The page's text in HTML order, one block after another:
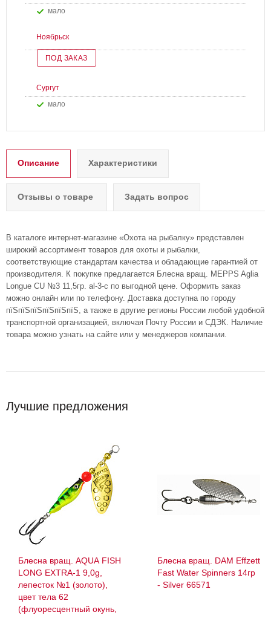
Мало
Ноябрьск
ПОД ЗАКАЗ
Сургут
Мало
Описание Характеристики
Отзывы о товаре Задать вопрос
В каталоге интернет-магазине «Охота на рыбалку» представлен
широкий ассортимент товаров для охоты и рыбалки,
соответствующие стандартам качества и обладающие гарантией от
производителя. К покупке предлагается Блесна вращ. MEPPS Aglia
Longue CU №3 11,5гр. al-3-c по выгодной цене. Оформить заказ
можно онлайн или по телефону. Доставка доступна по городу
пїЅпїЅпїЅпїЅпїЅпїЅ, а также в другие регионы России любой удобной
транспортной организацией, включая Почту России и СДЭК. Наличие
товара можно узнать на сайте или у менеджеров компании.
Лучшие предложения
Блесна вращ. AQUA FISH
LONG EXTRA-1 9,0g,
лепесток №1 (золото),
цвет тела 62
(флуоресцентный окунь,
Блесна вращ. DAM Effzett
Fast Water Spinners 14гр
- Silver 66571